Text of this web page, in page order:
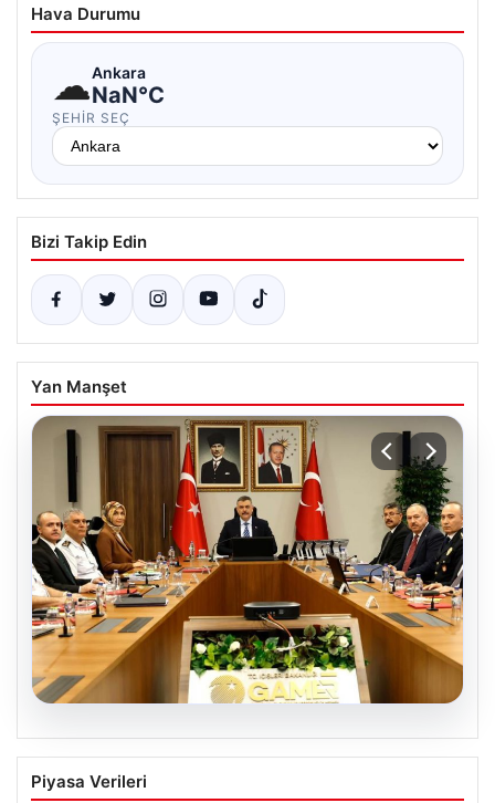
Hava Durumu
☁Ankara
NaN°C
ŞEHIR SEÇ
Bizi Takip Edin
Yan Manşet
Organize Suçla Mücadele Toplantısı ve
Güvenlik Vizyonu
Piyasa Verileri